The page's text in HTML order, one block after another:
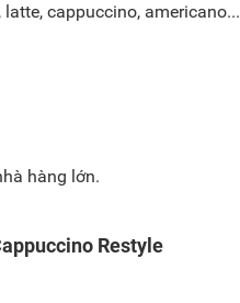
cappuccino, americano...
hàng lớn.
Restyle